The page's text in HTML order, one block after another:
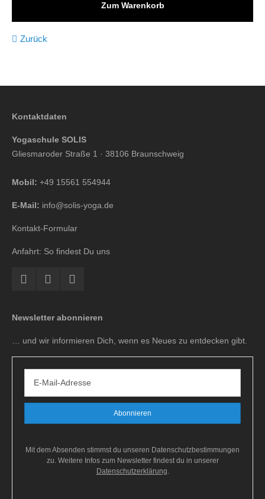
Zum Warenkorb
Zurück
Kontaktdaten
Yogaschule SOLIS
Gliesmaroder Straße 1 · 38106 Braunschweig
Mobil: +49 15561 554944
E-Mail: info@solis-yoga.de
Kontakt-Formular
Anfahrt: So findest Du uns
Newsletter abonnieren
… und wir informieren Dich, wenn es Neues zu entdecken gibt.
Mit dem Absenden stimmst du unseren Datenschutzbestimmungen
zu. Weitere Infos zum Newsletter findest du in unserer
Datenschutzerklärung.